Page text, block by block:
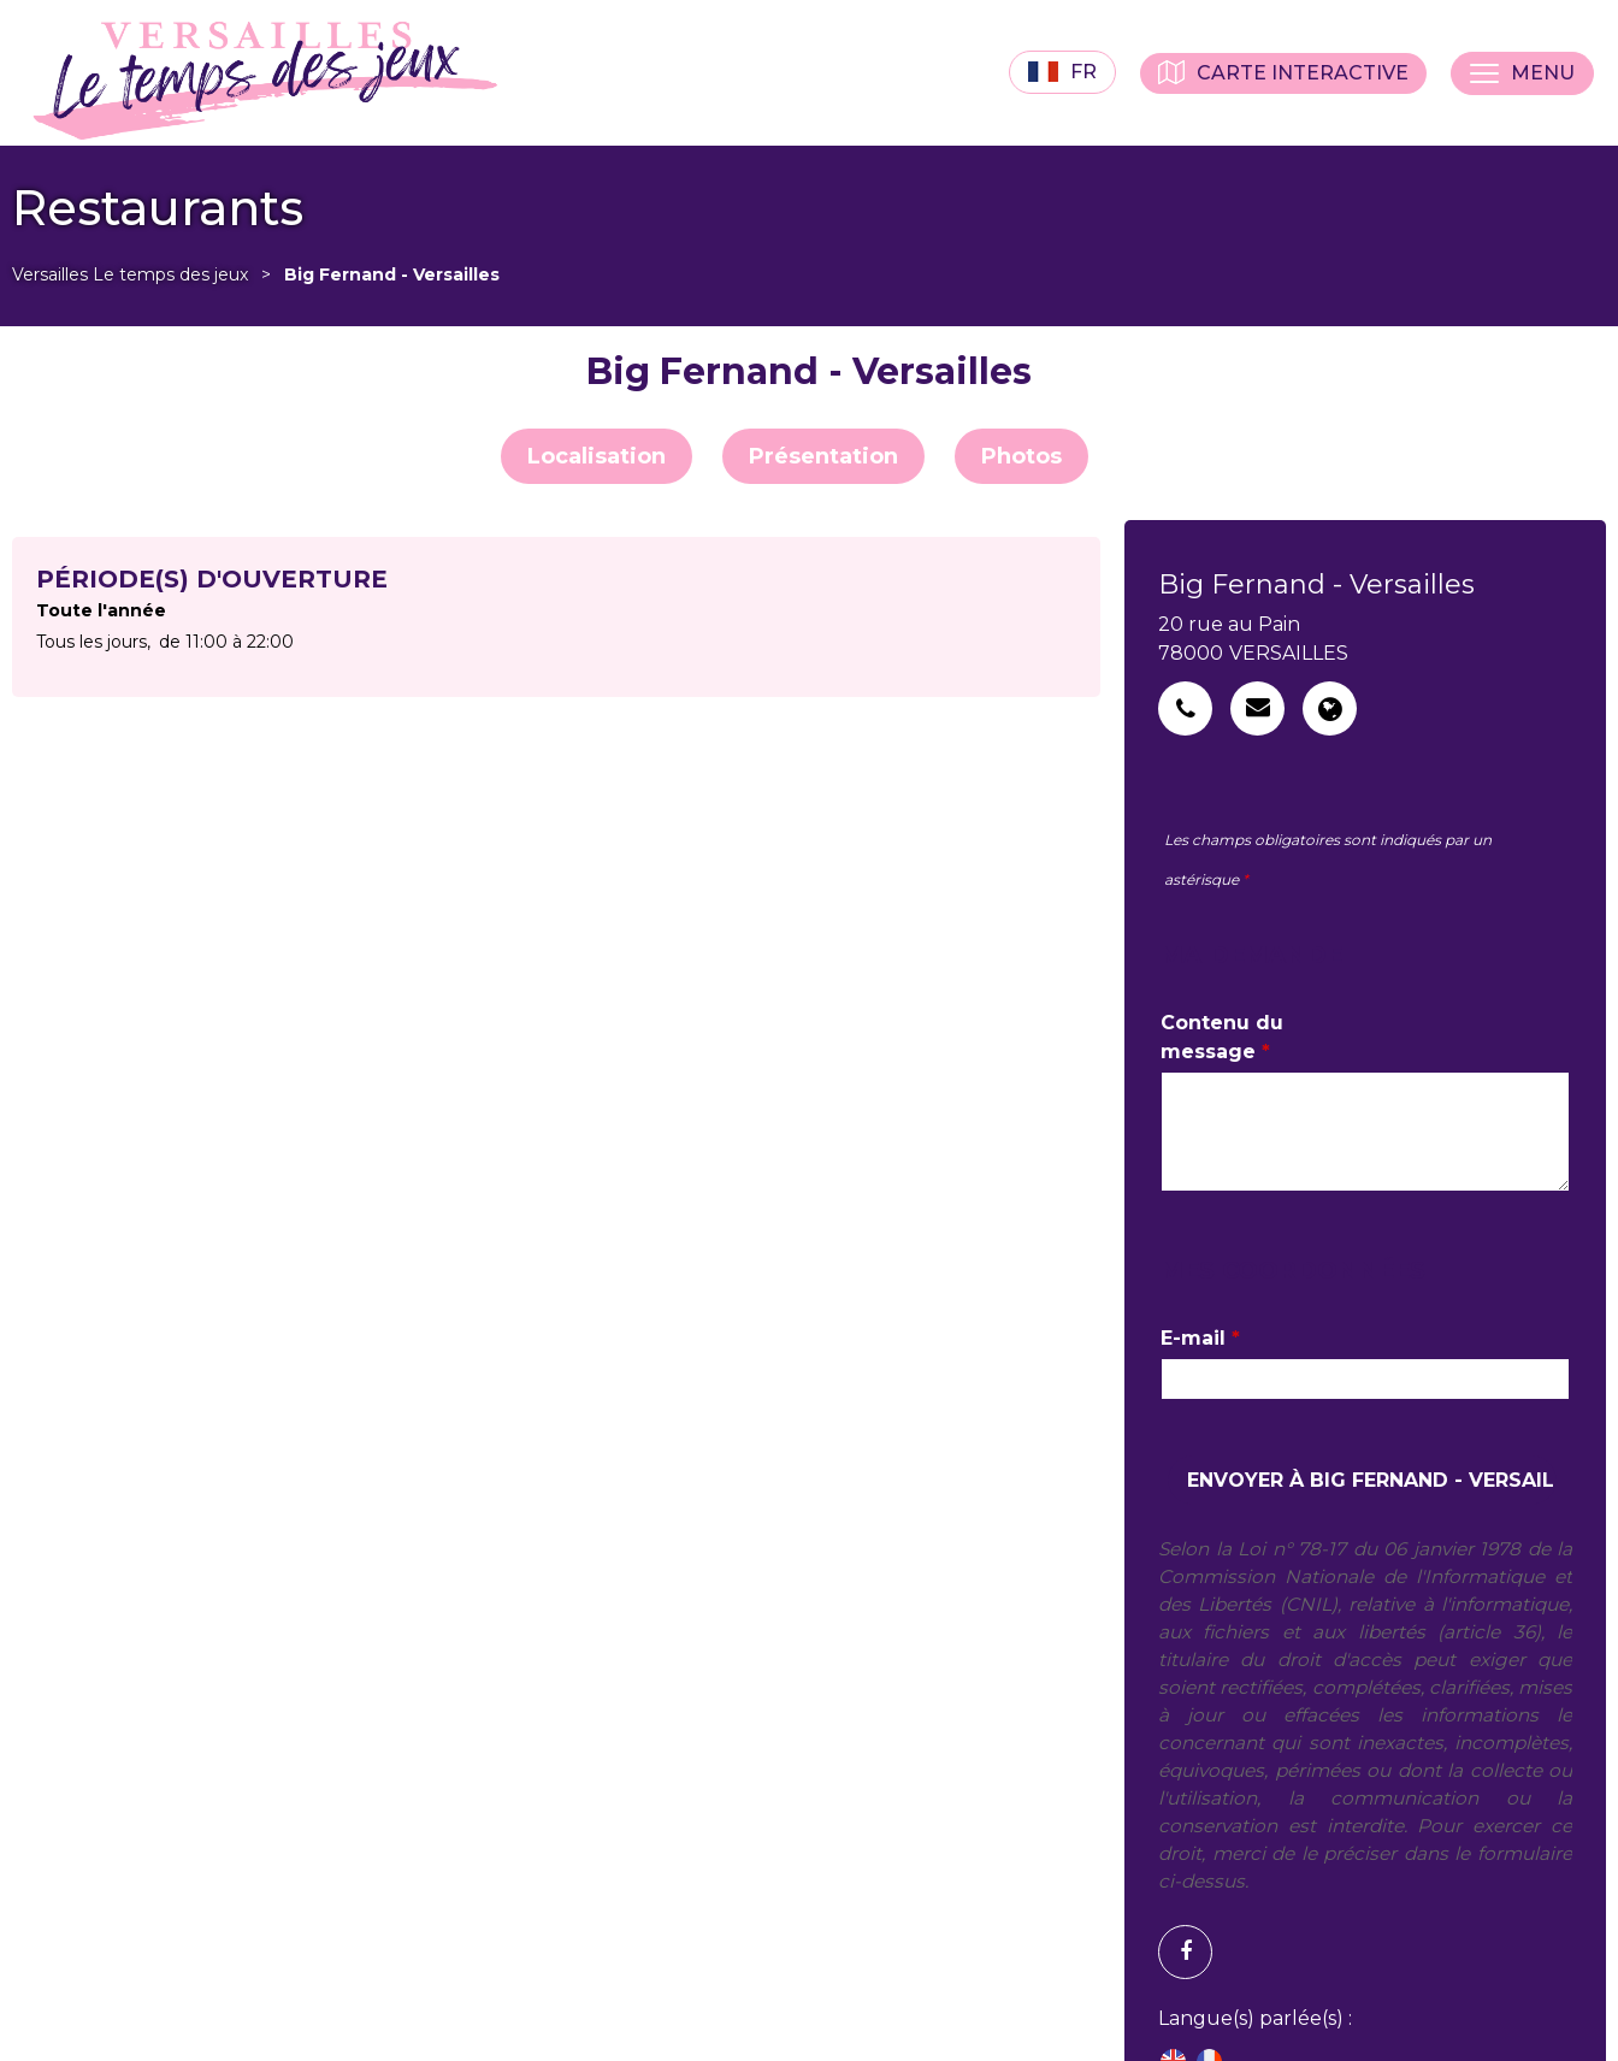
FR CARTE INTERACTIVE MENU
Restaurants
Versailles Le temps des jeux > Big Fernand - Versailles
Big Fernand - Versailles
Localisation Présentation Photos
PÉRIODE(S) D'OUVERTURE
Toute l'année
Tous les jours
de 11:00 à 22:00
Big Fernand - Versailles
20 rue au Pain
78000 VERSAILLES
Les champs obligatoires sont indiqués par un
astérisque *
Contenu du
message *
E-mail *
Selon la Loi n° 78-17 du 06 janvier 1978 de la
Commission Nationale de l'Informatique et
des Libertés (CNIL), relative à l'informatique,
aux fichiers et aux libertés (article 36), le
titulaire du droit d'accès peut exiger que
soient rectifiées, complétées, clarifiées, mises
à jour ou effacées les informations le
concernant qui sont inexactes, incomplètes,
équivoques, périmées ou dont la collecte ou
l'utilisation, la communication ou la
conservation est interdite. Pour exercer ce
droit, merci de le préciser dans le formulaire
ci-dessus.
Langue(s) parlée(s) :